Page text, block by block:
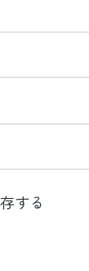
する